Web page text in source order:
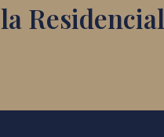
Residencial